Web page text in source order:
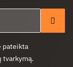
pateikta
tvarkymą.